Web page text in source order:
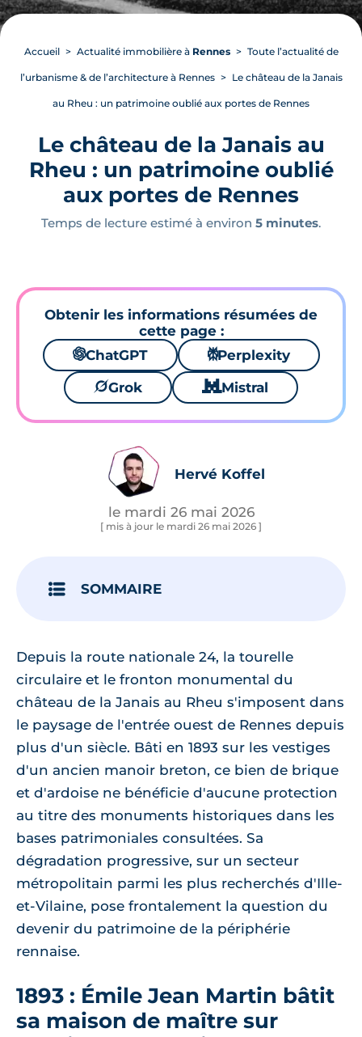
Accueil Actualité immobilière à Rennes Toute l’actualité de
l’urbanisme & de l’architecture à Rennes Le château de la Janais
au Rheu : un patrimoine oublié aux portes de Rennes
Le château de la Janais au
Rheu : un patrimoine oublié
aux portes de Rennes
Temps de lecture estimé à environ 5 minutes.
Obtenir les informations résumées de
cette page :
🌌ChatGPT ⚙Perplexity
🪐Grok 🐱 Mistral
Hervé Koffel
le mardi 26 mai 2026
[ mis à jour le mardi 26 mai 2026 ]
SOMMAIRE
Depuis la route nationale 24, la tourelle
circulaire et le fronton monumental du
château de la Janais au Rheu s'imposent dans
le paysage de l'entrée ouest de Rennes depuis
plus d'un siècle. Bâti en 1893 sur les vestiges
d'un ancien manoir breton, ce bien de brique
et d'ardoise ne bénéficie d'aucune protection
au titre des monuments historiques dans les
bases patrimoniales consultées. Sa
dégradation progressive, sur un secteur
métropolitain parmi les plus recherchés d'Ille-
et-Vilaine, pose frontalement la question du
devenir du patrimoine de la périphérie
rennaise.
1893 : Émile Jean Martin bâtit
sa maison de maître sur